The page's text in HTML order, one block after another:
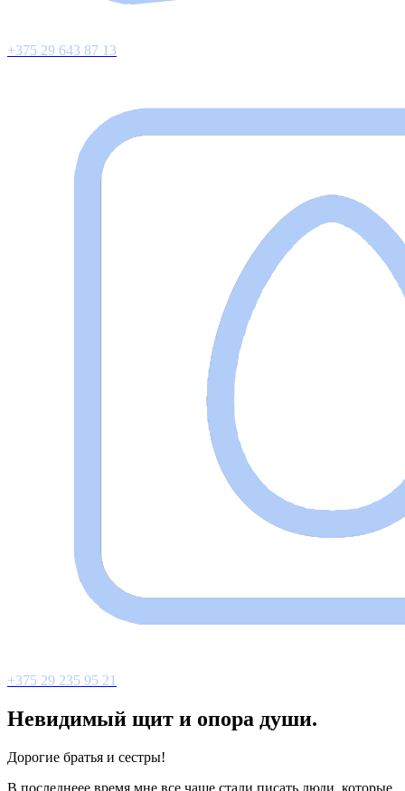
+375 29 643 87 13
+375 29 235 95 21
Невидимый щит и опора души.
Дорогие братья и сестры!
В последнеее время мне все чаще стали писать люди, которые